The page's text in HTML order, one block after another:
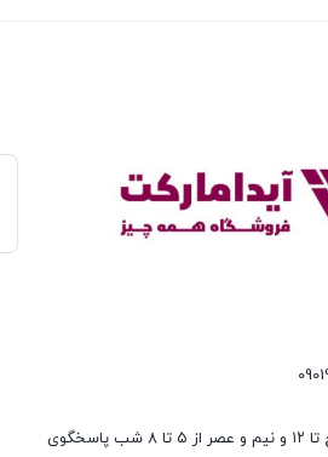
از شنبه تا پنجشنبه ، از ۹ صبح تا ۱۲ و نیم و عصر از ۵ تا ۸ شب پاسخگوی